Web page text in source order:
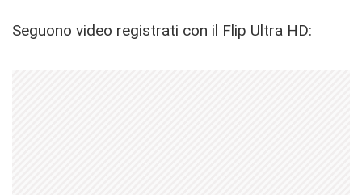
Seguono video registrati con il Flip Ultra HD: